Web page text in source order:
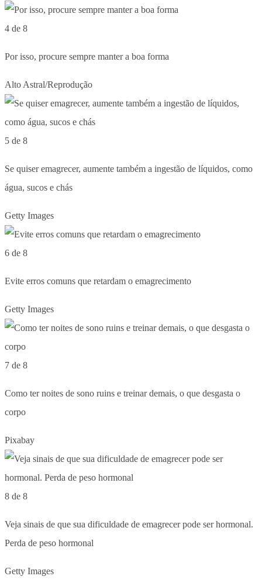
4 de 8
Por isso, procure sempre manter a boa forma
Alto Astral/Reprodução
5 de 8
Se quiser emagrecer, aumente também a ingestão de líquidos, como
água, sucos e chás
Getty Images
6 de 8
Evite erros comuns que retardam o emagrecimento
Getty Images
7 de 8
Como ter noites de sono ruins e treinar demais, o que desgasta o
corpo
Pixabay
8 de 8
Veja sinais de que sua dificuldade de emagrecer pode ser hormonal.
Perda de peso hormonal
Getty Images